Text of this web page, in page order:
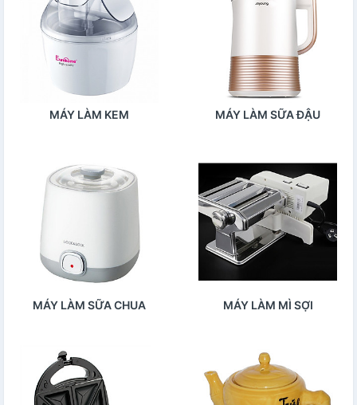
MÁY LÀM KEM
MÁY LÀM SỮA ĐẬU
MÁY LÀM SỮA CHUA MÁY LÀM MÌ SỢI